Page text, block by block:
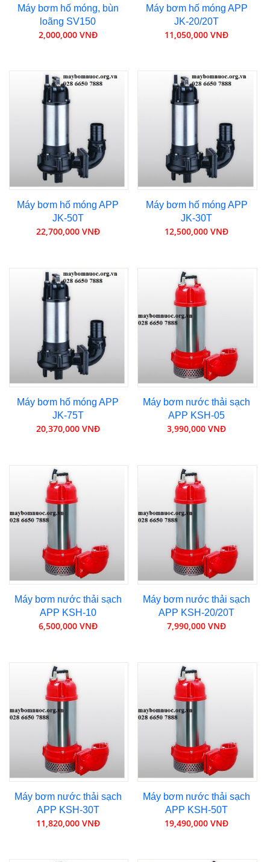
Máy bơm hố móng, bùn
loãng SV150
2,000,000 VNĐ
Máy bơm hố móng APP
JK-20/20T
11,050,000 VNĐ
Máy bơm hố móng APP
JK-50T
22,700,000 VNĐ
Máy bơm hố móng APP
JK-30T
12,500,000 VNĐ
Máy bơm hố móng APP
JK-75T
20,370,000 VNĐ
Máy bơm nước thải sạch
APP KSH-05
3,990,000 VNĐ
Máy bơm nước thải sạch
APP KSH-10
6,500,000 VNĐ
Máy bơm nước thải sạch
APP KSH-20/20T
7,990,000 VNĐ
Máy bơm nước thải sạch
APP KSH-30T
11,820,000 VNĐ
Máy bơm nước thải sạch
APP KSH-50T
19,490,000 VNĐ